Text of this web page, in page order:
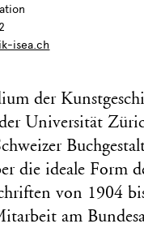
isea.ch
der
Universität
die ideale Form
von 1904
am